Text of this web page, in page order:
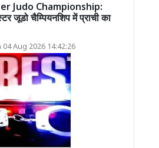
Judo Championship:
जूडो चैम्पियनशिप में प्राची का
Aug 2026 14:42:26